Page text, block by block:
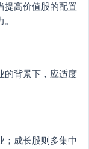
提高价值股的配置
的背景下，应适度
；成长股则多集中